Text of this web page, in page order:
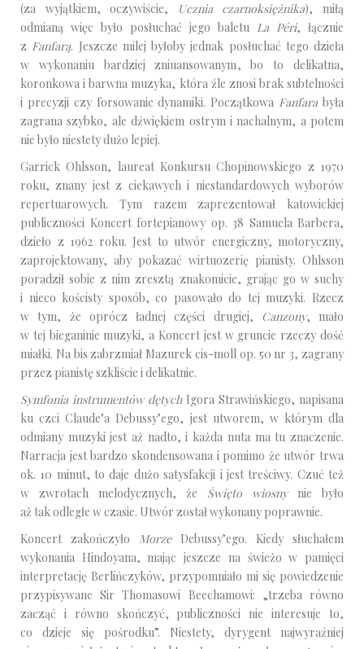
(za wyjątkiem, oczywiście,
Ucznia czarnoksiężnika), miłą
odmianą więc było posłuchać jego baletu La Péri, łącznie
z Fanfarą. Jeszcze milej byłoby jednak posłuchać tego dzieła
w wykonaniu bardziej zniuansowanym, bo to delikatna,
koronkowa i barwna muzyka, która źle znosi brak subtelności
i precyzji czy forsowanie dynamiki. Początkowa Fanfarabyła
zagrana szybko, ale dźwiękiem ostrym i nachalnym, a potem
nie było niestety dużo lepiej.
Garrick Ohlsson, laureat Konkursu Chopinowskiego z 1970
roku, znany jest z ciekawych i niestandardowych wyborów
repertuarowych. Tym razem zaprezentował katowickiej
publiczności Koncert fortepianowy op. 38 Samuela Barbera,
dzieło z 1962 roku. Jest to utwór energiczny, motoryczny,
zaprojektowany, aby pokazać wirtuozerię pianisty. Ohlsson
poradził sobie z nim zresztą znakomicie, grając go w suchy
i nieco kościsty sposób, co pasowało do tej muzyki. Rzecz
w tym, że oprócz ładnej części drugiej, Canzony, mało
w tej bieganinie muzyki, a Koncert jest w gruncie rzeczy dość
miałki. Na bis zabrzmiał Mazurek cis-moll op. 50 nr 3, zagrany
przez pianistę szkliście i delikatnie.
Symfonia instrumentów dętychIgora Strawińskiego, napisana
ku czci Claude’a Debussy’ego, jest utworem, w którym dla
odmiany muzyki jest aż nadto, i każda nuta ma tu znaczenie.
Narracja jest bardzo skondensowana i pomimo że utwór trwa
ok. 10 minut, to daje dużo satysfakcji i jest treściwy. Czuć też
w zwrotach melodycznych, że Święto wiosnynie było
aż tak odległe w czasie. Utwór został wykonany poprawnie.
Koncert zakończyło MorzeDebussy’ego. Kiedy słuchałem
wykonania Hindoyana, mając jeszcze na świeżo w pamięci
interpretację Berlińczyków, przypomniało mi się powiedzenie
przypisywane Sir Thomasowi Beechamowi: „trzeba równo
zacząć i równo skończyć, publiczności nie interesuje to,
co dzieje się pośrodku”. Niestety, dyrygent najwyraźniej